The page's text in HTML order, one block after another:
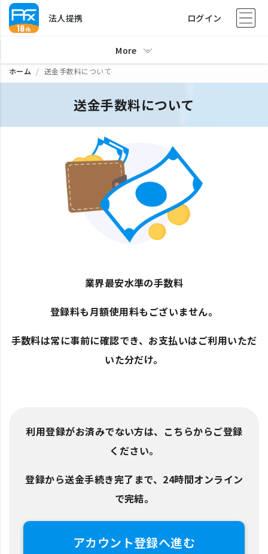
法人提携 ログイン
More
ホーム 送金手数料について
送金手数料について
業界最安水準の手数料
登録料も月額使用料もございません。
手数料は常に事前に確認でき、お支払いはご利用いただ
いた分だけ。
利用登録がお済みでない方は、こちらからご登録
ください。
登録から送金手続き完了まで、24時間オンライン
で完結。
アカウント登録へ進む